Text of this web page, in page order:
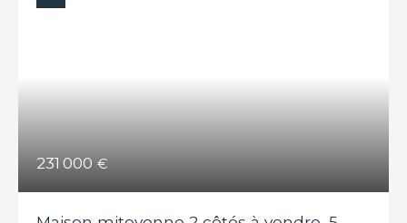
231 000 €